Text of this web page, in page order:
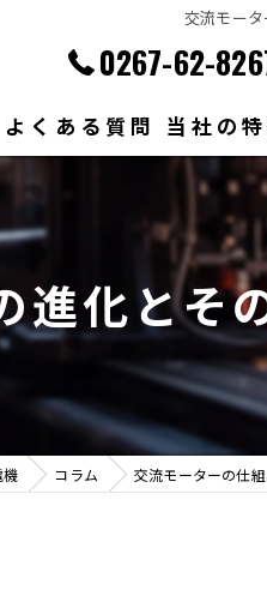
交流モー
0267-62-
よくある質問 当社の
ベアリン
大型
メンテナ
販売
進化とそ
機 コラム 交流モーターの仕